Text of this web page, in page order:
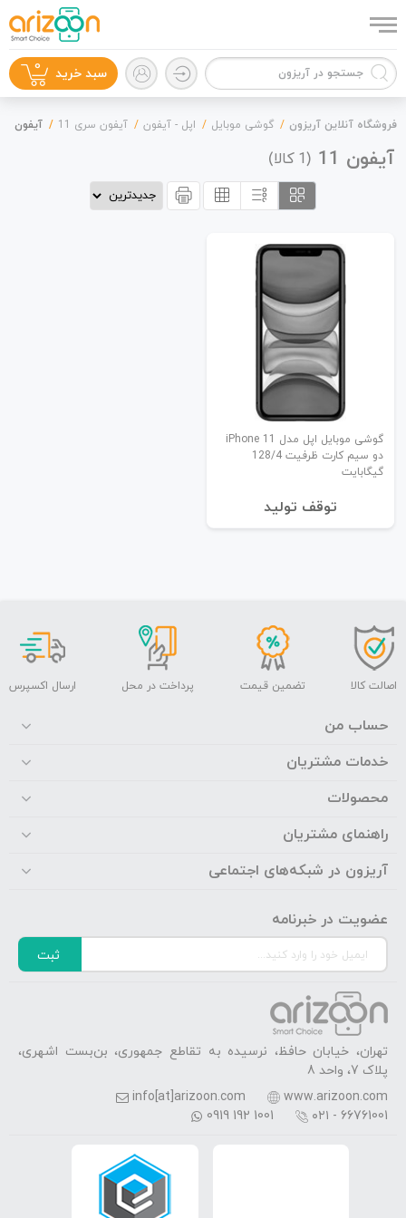
لوازم جانبی
سبد خرید 0
فروشگاه آنلاین آریزون گوشی موبایل اپل - آیفون آیفون سری 11 آیفون 11
آیفون 11 (
1 کالا)
گوشی موبایل اپل مدل iPhone 11
دو سیم کارت ظرفیت 128/4
گیگابایت
توقف تولید
اصالت کالا تضمین قیمت پرداخت در محل ارسال اکسپرس
حساب من
خدمات مشتریان
محصولات
راهنمای مشتریان
آریزون در شبکه‌های اجتماعی
عضویت در خبرنامه
ثبت
تهران، خیابان حافظ، نرسیده به تقاطع جمهوری، بن‌بست اشهری،
پلاک 7، واحد 8
www.arizoon.com
info[at]arizoon.com
۰۲۱ - 66761001
0919 192 1001